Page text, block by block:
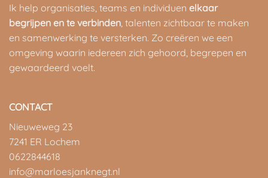
Ik help organisaties, teams en individuen elkaar
begrijpen en te verbinden, talenten zichtbaar te maken
en samenwerking te versterken. Zo creëren we een
omgeving waarin iedereen zich gehoord, begrepen en
gewaardeerd voelt.
CONTACT
Nieuweweg 23
7241 ER Lochem
0622844618
info@marloesjanknegt.nl